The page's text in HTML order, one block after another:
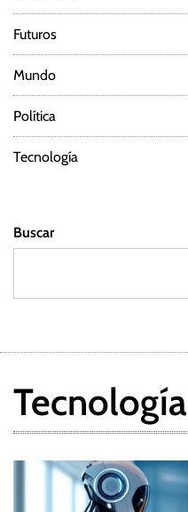
Futuros
Mundo
Política
Tecnología
Buscar
Tecnología